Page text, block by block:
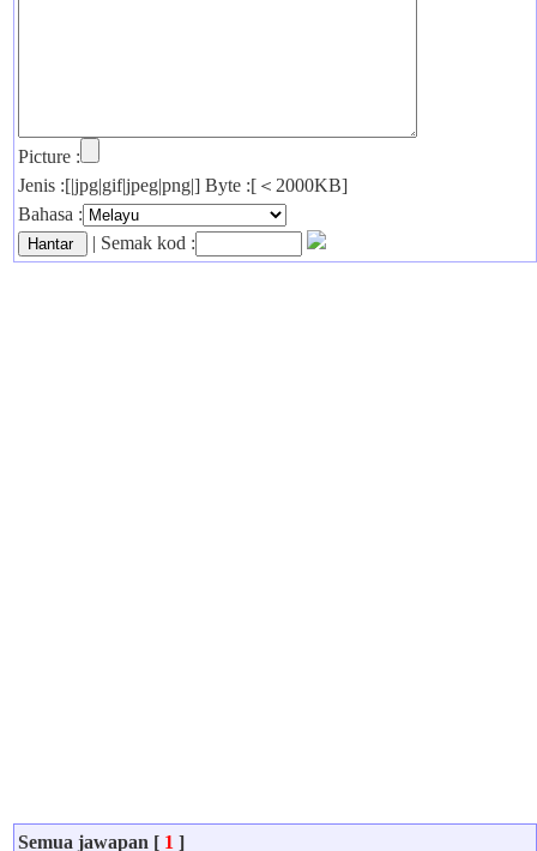
Picture :
Jenis :[|jpg|gif|jpeg|png|] Byte :[＜2000KB]
Bahasa :
| Semak kod :
Semua jawapan [ 1 ]